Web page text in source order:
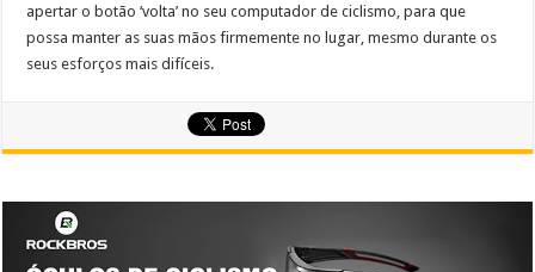
apertar o botão ‘volta’ no seu computador de ciclismo, para que
possa manter as suas mãos firmemente no lugar, mesmo durante os
seus esforços mais difíceis.